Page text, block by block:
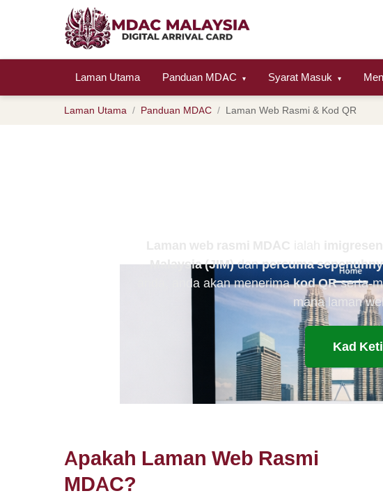
Laman Utama Panduan MDAC ▾ Syarat Masuk ▾
Laman Utama Panduan MDAC Laman Web Rasmi & Kod QR
Malaysia (JIM)danpercuma
anda, anda akan menerimakod QRserta-
mana laman
Kad
Apakah Laman Web Rasmi
MDAC?